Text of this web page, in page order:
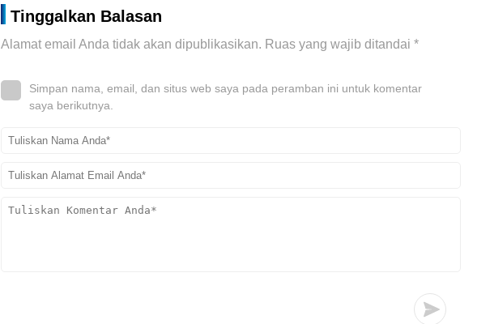
Tinggalkan Balasan
Alamat email Anda tidak akan dipublikasikan. Ruas yang wajib ditandai *
Simpan nama, email, dan situs web saya pada peramban ini untuk komentar
saya berikutnya.